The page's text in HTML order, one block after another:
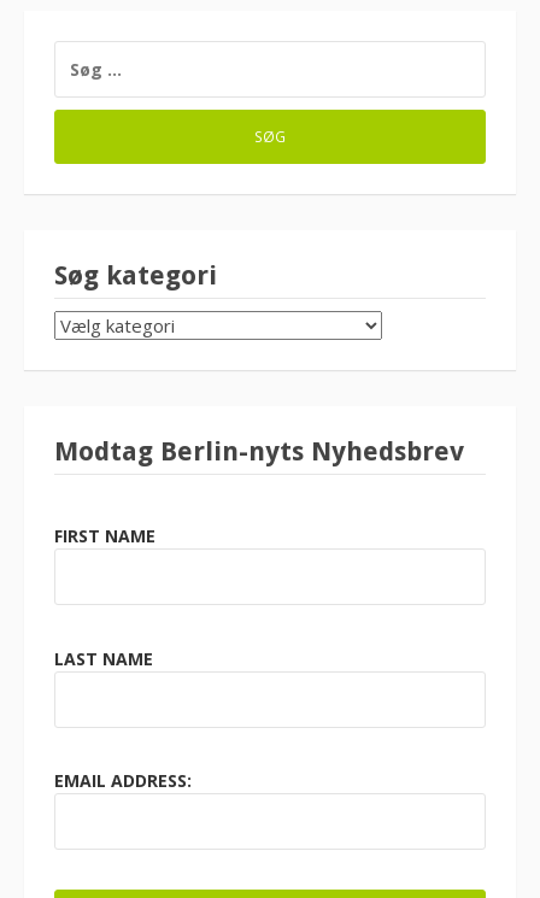
EFTER:
Søg kategori
SØG
KATEGORI
Modtag Berlin-nyts Nyhedsbrev
FIRST NAME
LAST NAME
EMAIL ADDRESS: